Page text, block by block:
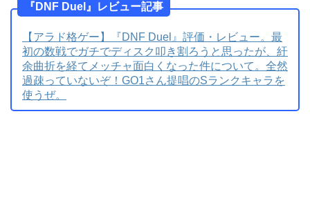
『DNF Duel』レビュー記事
【アラド格ゲー】『DNF Duel』評価・レビュー。最
初の数戦でガチでディスク叩き割ろうと思ったが、紆
余曲折を経てメッチャ面白くなった件について。全然
過疎っていないぞ！GO1さん提唱のSランクキャラを
使うぜ。